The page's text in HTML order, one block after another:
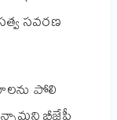
సవరణ
పోలి